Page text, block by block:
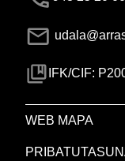
IFK/CIF:
WEB MAPA